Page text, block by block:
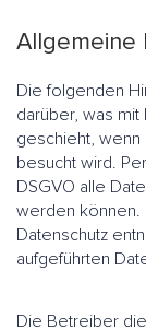
Allgemeine
Die folgenden
darüber, was
geschieht,
besucht wird.
DSGVO alle
werden können.
Datenschutz
aufgeführten
Die Betreiber